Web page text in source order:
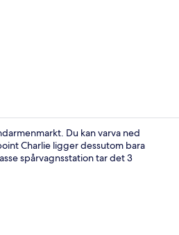
Du kan varva ned
Charlie ligger dessutom bara
spårvagnsstation tar det 3